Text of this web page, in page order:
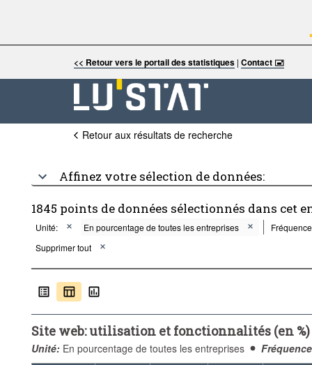
<< Retour vers le portail des statistiques| Contact 🖃
Retour aux résultats de recherche
Affinez votre sélection de données:
1845 points de données sélectionnés dans cet
Unité: En pourcentage de toutes les entreprises
Supprimer tout
Site web: utilisation et fonctionnalités (en %)
Unité: En pourcentage de toutes les entreprises